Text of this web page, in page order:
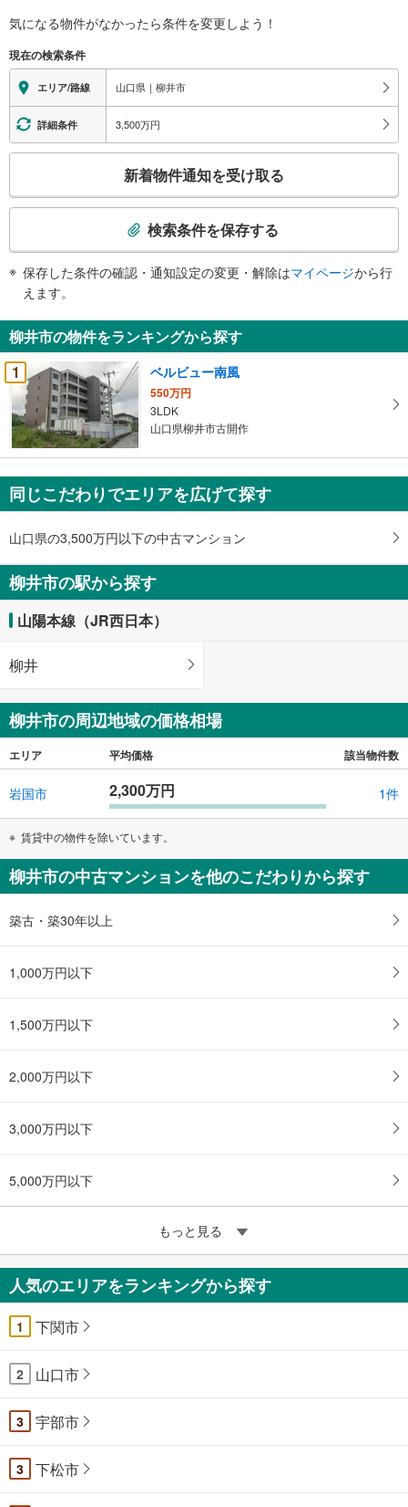
す
情
報
気になる物件がなかったら条件を変更しよう！
現在の検索条件
エリア/路線 山口県｜柳井市
詳細条件 3,500万円
検
知
を
受
け
取
る
・
条
件
を
イ
ペ
ー
ジ
に
存
る
新着物件通知を受け取る
検索条件を保存する
保存した条件の確認・通知設定の変更・解除はマイページから行
えます。
柳井市の物件をランキングから探す
1
ベルビュー南風
550万円
3LDK
山口県柳井市古開作
同じこだわりでエリアを広げて探す
山口県の3,500万円以下の中古マンション
柳井市の駅から探す
山陽本線（JR西日本）
柳井
柳井市の周辺地域の価格相場
エリア 平均価格 該当物件数
岩国市 2,300万円 1件
賃貸中の物件を除いています。
柳井市の中古マンションを他のこだわりから探す
築古・築30年以上
1,000万円以下
1,500万円以下
2,000万円以下
3,000万円以下
5,000万円以下
もっと見る
人気のエリアをランキングから探す
1 下関市
2 山口市
3 宇部市
3 下松市